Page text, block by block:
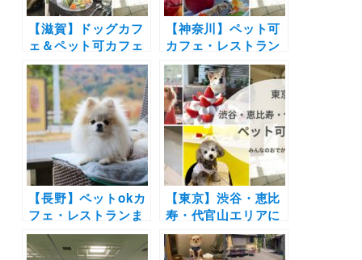
【滋賀】ドッグカフ
ェ＆ペット可カフェ
22選 | 琵琶湖が見え
るカフェやドッグラ
ン付きのカフェなど
実際の愛犬とのおで
かけレポートを紹
介！
【神奈川】ペット可
カフェ・レストラン
30選 | 愛犬と一緒に
中華街の食べ放題や
アフタヌーンティー
を楽しもう♪
【長野】ペットokカ
フェ・レストランま
とめ30選！| 自然豊
かな景色に包まれて
【東京】渋谷・恵比
寿・代官山エリアに
あるペット可カフ
ェ・レストラン19